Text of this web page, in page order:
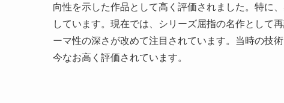
向性を示した作品として高く評価されました。特に
しています。現在では、シリーズ屈指の名作として
ーマ性の深さが改めて注目されています。当時の技
今なお高く評価されています。